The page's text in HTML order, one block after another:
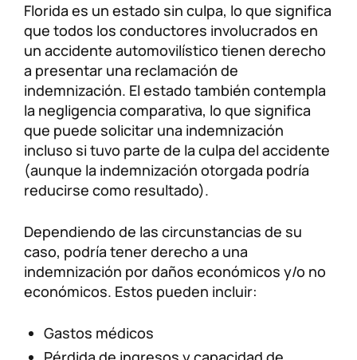
Florida es un estado sin culpa, lo que significa
que todos los conductores involucrados en
un accidente automovilístico tienen derecho
a presentar una reclamación de
indemnización. El estado también contempla
la negligencia comparativa, lo que significa
que puede solicitar una indemnización
incluso si tuvo parte de la culpa del accidente
(aunque la indemnización otorgada podría
reducirse como resultado).
Dependiendo de las circunstancias de su
caso, podría tener derecho a una
indemnización por daños económicos y/o no
económicos. Estos pueden incluir:
Gastos médicos